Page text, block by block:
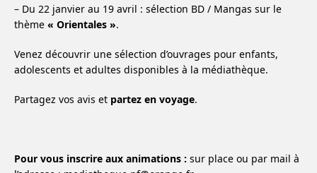
– Du 22 janvier au 19 avril : sélection BD / Mangas sur le
thème « Orientales ».
Venez découvrir une sélection d’ouvrages pour enfants,
adolescents et adultes disponibles à la médiathèque.
Partagez vos avis et partez en voyage.
Pour vous inscrire aux animations : sur place ou par mail à